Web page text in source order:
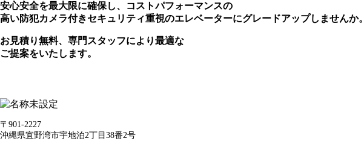
安心安全を最大限に確保し、コストパフォーマンスの
高い防犯カメラ付きセキュリティ重視のエレベーターにグレードアップしませんか。
お見積り無料、専門スタッフにより最適な
ご提案をいたします。
〒901-2227
沖縄県宜野湾市宇地泊2丁目38番2号